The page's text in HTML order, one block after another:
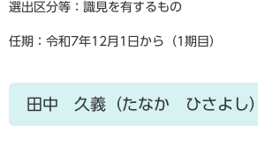
選出区分等：識見を有するもの
任期：令和7年12月1日から（1期目）
田中 久義（たなか ひさよし）